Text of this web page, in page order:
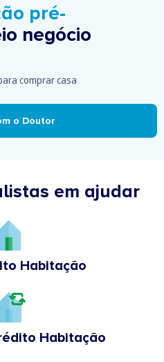
pré-
negócio
comprar casa
o Doutor
em ajudar
Habitação
Habitação